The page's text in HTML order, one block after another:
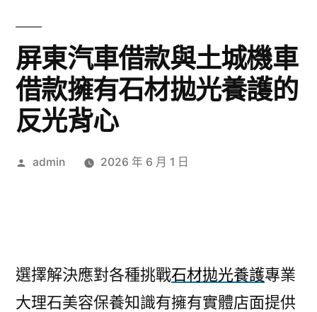
屏東汽車借款與土城機車
借款擁有石材拋光養護的
反光背心
作
admin 2026 年 6 月 1 日
選擇解決應對各種挑戰石材拋光養護專業
大理石美容保養知識有擁有實體店面提供